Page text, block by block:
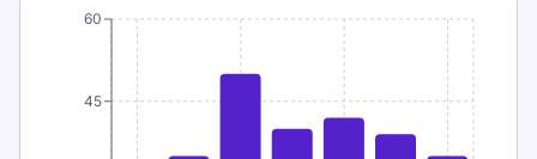
verwachtingen voor een specifieke leerling.
Vergelijk soort met soort: hetzelfde apparaat,
vergelijkbare testlengte en vergelijkbare
nauwkeurigheidsregels.
45
60